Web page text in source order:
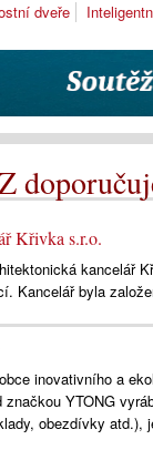
dveře
Křivka s.r.o.
kancelář
Kancelář byla
inovativního a
značkou YTONG
obezdívky atd.),